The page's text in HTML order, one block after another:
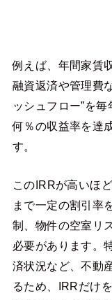
例えば、年間家賃
融資返済や管理費
ッシュフロー”を
何％の収益率を達
す。
このIRRが高いほ
まで一定の割引率
制、物件の空室リ
必要があります。
済状況など、不動
るため、IRRだけ